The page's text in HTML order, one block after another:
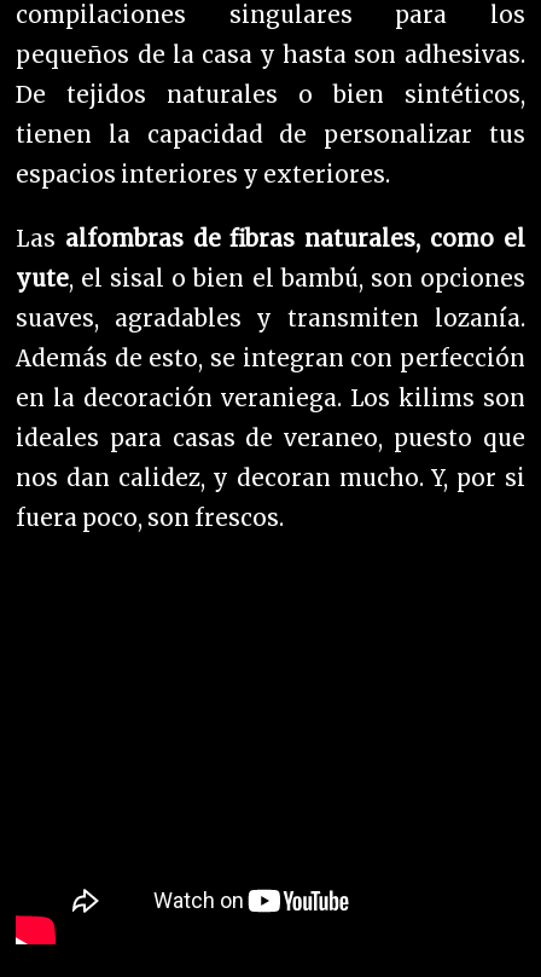
compilaciones singulares para los
pequeños de la casa y hasta son adhesivas.
De tejidos naturales o bien sintéticos,
tienen la capacidad de personalizar tus
espacios interiores y exteriores.
Las alfombras de fibras naturales, como el
yute, el sisal o bien el bambú, son opciones
suaves, agradables y transmiten lozanía.
Además de esto, se integran con perfección
en la decoración veraniega. Los kilims son
ideales para casas de veraneo, puesto que
nos dan calidez, y decoran mucho. Y, por si
fuera poco, son frescos.